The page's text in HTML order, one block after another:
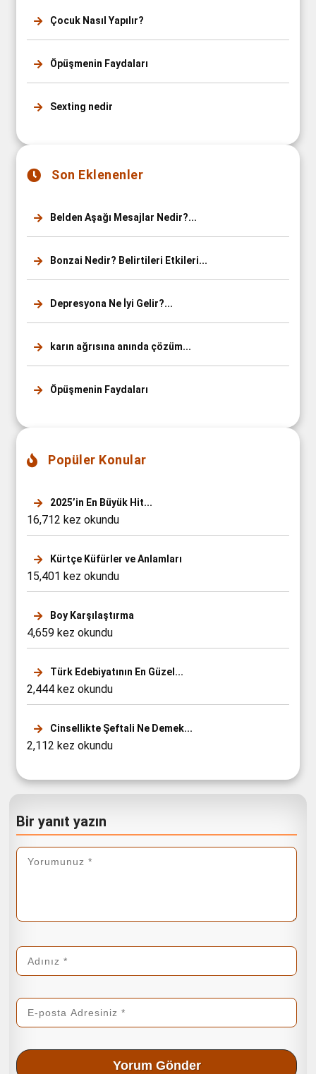
Çocuk Nasıl Yapılır?
Öpüşmenin Faydaları
Sexting nedir
Son Eklenenler
Belden Aşağı Mesajlar Nedir?...
Bonzai Nedir? Belirtileri Etkileri...
Depresyona Ne İyi Gelir?...
karın ağrısına anında çözüm...
Öpüşmenin Faydaları
Popüler Konular
2025’in En Büyük Hit...
16,712 kez okundu
Kürtçe Küfürler ve Anlamları
15,401 kez okundu
Boy Karşılaştırma
4,659 kez okundu
Türk Edebiyatının En Güzel...
2,444 kez okundu
Cinsellikte Şeftali Ne Demek...
2,112 kez okundu
Bir yanıt yazın